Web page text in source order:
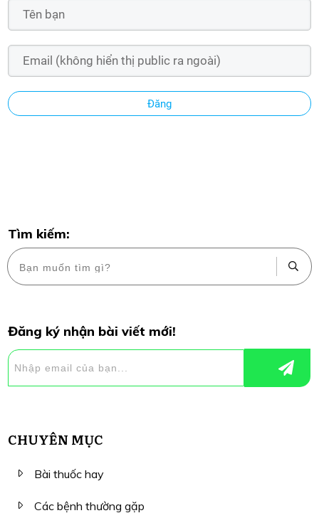
Đăng
Tìm kiếm:
Đăng ký nhận bài viết mới!
CHUYÊN MỤC
Bài thuốc hay
Các bệnh thường gặp